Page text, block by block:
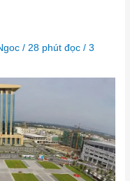
/28 phút đọc /3